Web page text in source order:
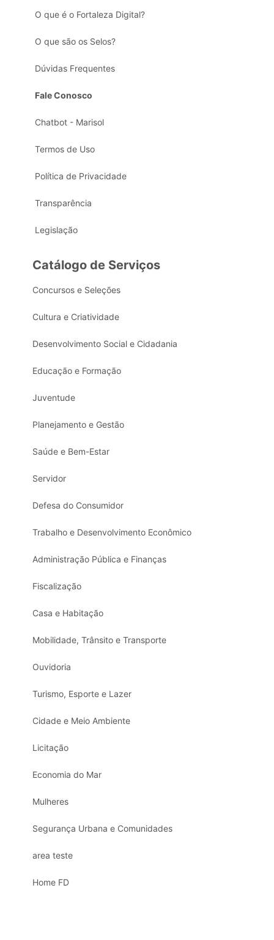
O que é o Fortaleza Digital?
O que são os Selos?
Dúvidas Frequentes
Fale Conosco
Chatbot - Marisol
Termos de Uso
Política de Privacidade
Transparência
Legislação
Catálogo de Serviços
Concursos e Seleções
Cultura e Criatividade
Desenvolvimento Social e Cidadania
Educação e Formação
Juventude
Planejamento e Gestão
Saúde e Bem-Estar
Servidor
Defesa do Consumidor
Trabalho e Desenvolvimento Econômico
Administração Pública e Finanças
Fiscalização
Casa e Habitação
Mobilidade, Trânsito e Transporte
Ouvidoria
Turismo, Esporte e Lazer
Cidade e Meio Ambiente
Licitação
Economia do Mar
Mulheres
Segurança Urbana e Comunidades
area teste
Home FD